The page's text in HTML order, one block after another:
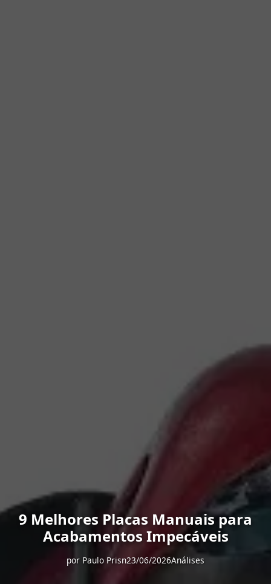
9 Melhores Placas Manuais para
Acabamentos Impecáveis
por Paulo Prisn23/06/2026Análises